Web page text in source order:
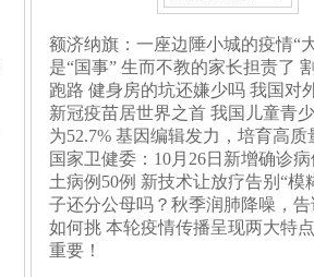
额济纳旗：一座边陲小城的疫情“
是“国事” 生而不教的家长担责了
跑路 健身房的坑还嫌少吗 我国对
新冠疫苗居世界之首 我国儿童青
为52.7% 基因编辑发力，培育高质
国家卫健委：10月26日新增确诊
土病例50例 新技术让放疗告别“模
子还分公母吗？秋季润肺降噪，
如何挑 本轮疫情传播呈现两大特
重要！